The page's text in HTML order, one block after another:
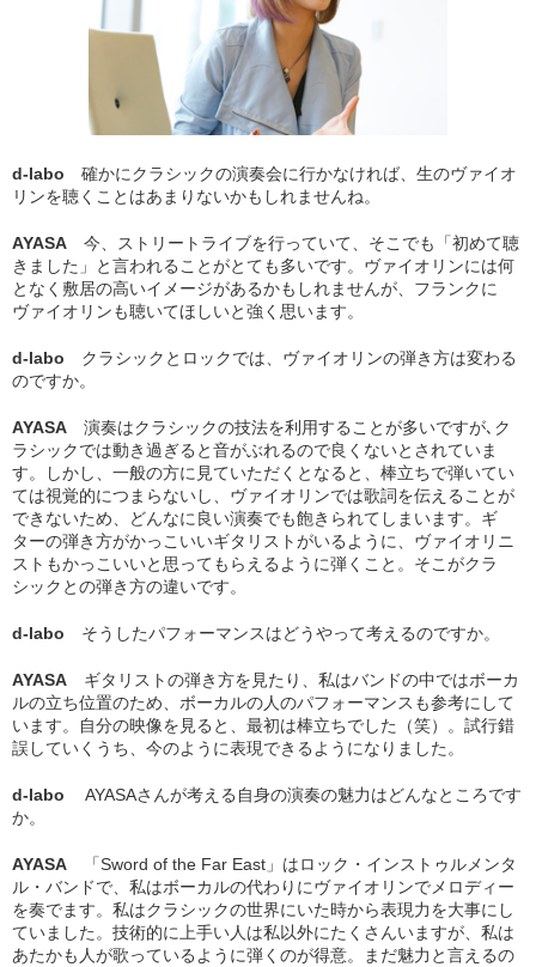
d-labo
確かにクラシックの演奏会に行かなければ、生のヴァイオ
リンを聴くことはあまりないかもしれませんね。
AYASA
今、ストリートライブを行っていて、そこでも「初めて聴
きました」と言われることがとても多いです。ヴァイオリンには何
となく敷居の高いイメージがあるかもしれませんが、フランクに
ヴァイオリンも聴いてほしいと強く思います。
d-labo
クラシックとロックでは、ヴァイオリンの弾き方は変わる
のですか。
AYASA
演奏はクラシックの技法を利用することが多いですが､ク
ラシックでは動き過ぎると音がぶれるので良くないとされていま
す。しかし、一般の方に見ていただくとなると、棒立ちで弾いてい
ては視覚的につまらないし、ヴァイオリンでは歌詞を伝えることが
できないため、どんなに良い演奏でも飽きられてしまいます。ギ
ターの弾き方がかっこいいギタリストがいるように、ヴァイオリニ
ストもかっこいいと思ってもらえるように弾くこと。そこがクラ
シックとの弾き方の違いです。
d-labo そうしたパフォーマンスはどうやって考えるのですか。
AYASA
ギタリストの弾き方を見たり、私はバンドの中ではボーカ
ルの立ち位置のため、ボーカルの人のパフォーマンスも参考にして
います。自分の映像を見ると、最初は棒立ちでした（笑）。試行錯
誤していくうち、今のように表現できるようになりました。
d-labo
AYASAさんが考える自身の演奏の魅力はどんなところです
か。
AYASA
「Sword of the Far East」はロック・インストゥルメンタ
ル・バンドで、私はボーカルの代わりにヴァイオリンでメロディー
を奏でます。私はクラシックの世界にいた時から表現力を大事にし
ていました。技術的に上手い人は私以外にたくさんいますが、私は
あたかも人が歌っているように弾くのが得意。まだ魅力と言えるの